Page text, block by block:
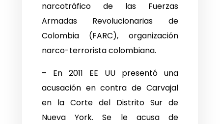
narcotráfico de las Fuerzas
Armadas Revolucionarias de
Colombia (FARC), organización
narco-terrorista colombiana.
– En 2011 EE UU presentó una
acusación en contra de Carvajal
en la Corte del Distrito Sur de
Nueva York. Se le acusa de